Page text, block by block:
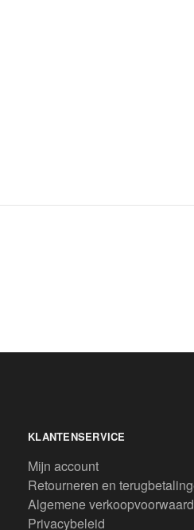
KLANTENSERVICE
Mijn account
Retourneren en
Algemene
Privacybeleid